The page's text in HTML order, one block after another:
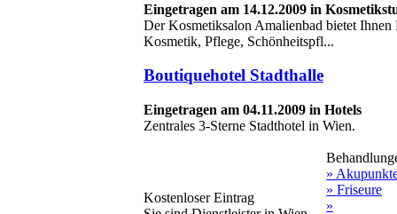
Eingetragen am 14.12.2009 in
Der Kosmetiksalon Amalienbad bietet
Kosmetik, Pflege, Schönheitspfl...
Boutiquehotel Stadthalle
Eingetragen am 04.11.2009 in Hotels
Zentrales 3-Sterne Stadthotel in Wien.
Kostenloser Eintrag
»
» Friseure
»